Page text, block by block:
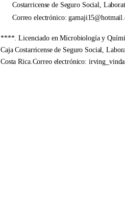
Costarricense de Seguro Social,
Correo electrónico:
****. Licenciado en Microbiología y
Caja Costarricense de Seguro Social,
Costa Rica.Correo electrónico: